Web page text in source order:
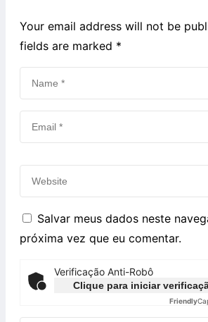
Your email address will not be
fields are marked *
Salvar meus dados neste
próxima vez que eu comentar.
Verificação Anti-Robô
Clique para iniciar
Friendly